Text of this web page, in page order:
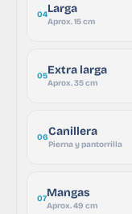
04Larga
Aprox. 15 cm
05Extra larga
Aprox. 35 cm
06Canillera
Pierna y pantorrilla
07Mangas
Aprox. 49 cm